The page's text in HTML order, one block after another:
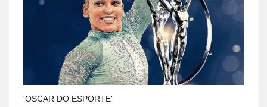
'OSCAR DO ESPORTE'